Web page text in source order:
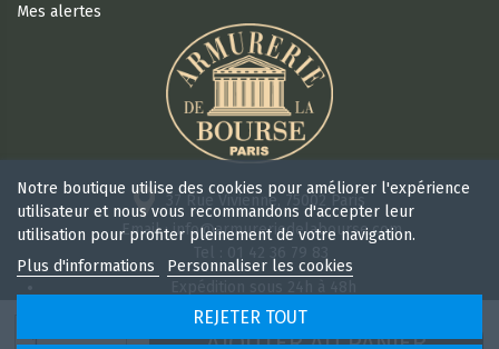
AJOUTER AU PANIER
Mes alertes
37 Rue Vivienne, 75002 Paris
Email : info@armureriedelabourse.com
Retour sous 15 jours
Notre boutique utilise des cookies pour améliorer l'expérience
utilisateur et nous vous recommandons d'accepter leur
utilisation pour profiter pleinement de votre navigation.
Plus d'informations
Personnaliser les cookies
REJETER TOUT